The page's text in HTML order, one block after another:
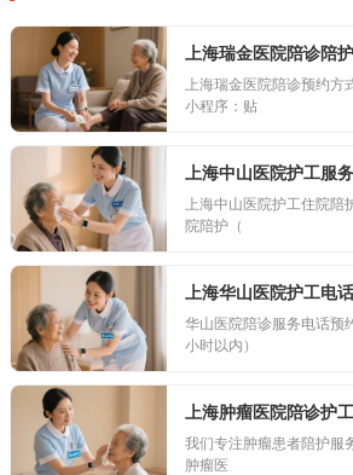
上海瑞金医院陪诊陪
上海瑞金医院陪诊预约方
小程序：贴
上海中山医院护工服
上海中山医院护工住院
院陪护（
上海华山医院护工电
华山医院陪诊服务电话预
小时以内）
上海肿瘤医院陪诊护
我们专注肿瘤患者陪护服
肿瘤医